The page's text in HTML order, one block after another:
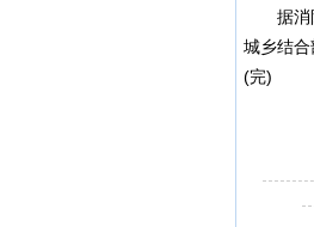
据消防
城乡结合
(完)